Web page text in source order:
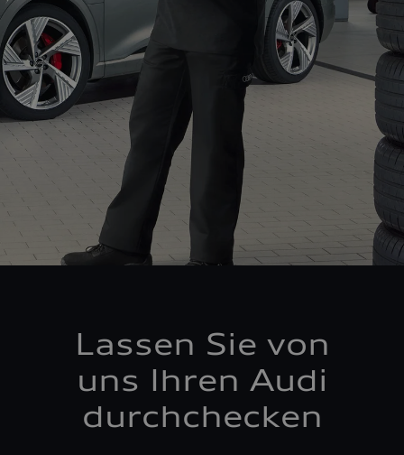
Lassen Sie von
uns Ihren Audi
durchchecken